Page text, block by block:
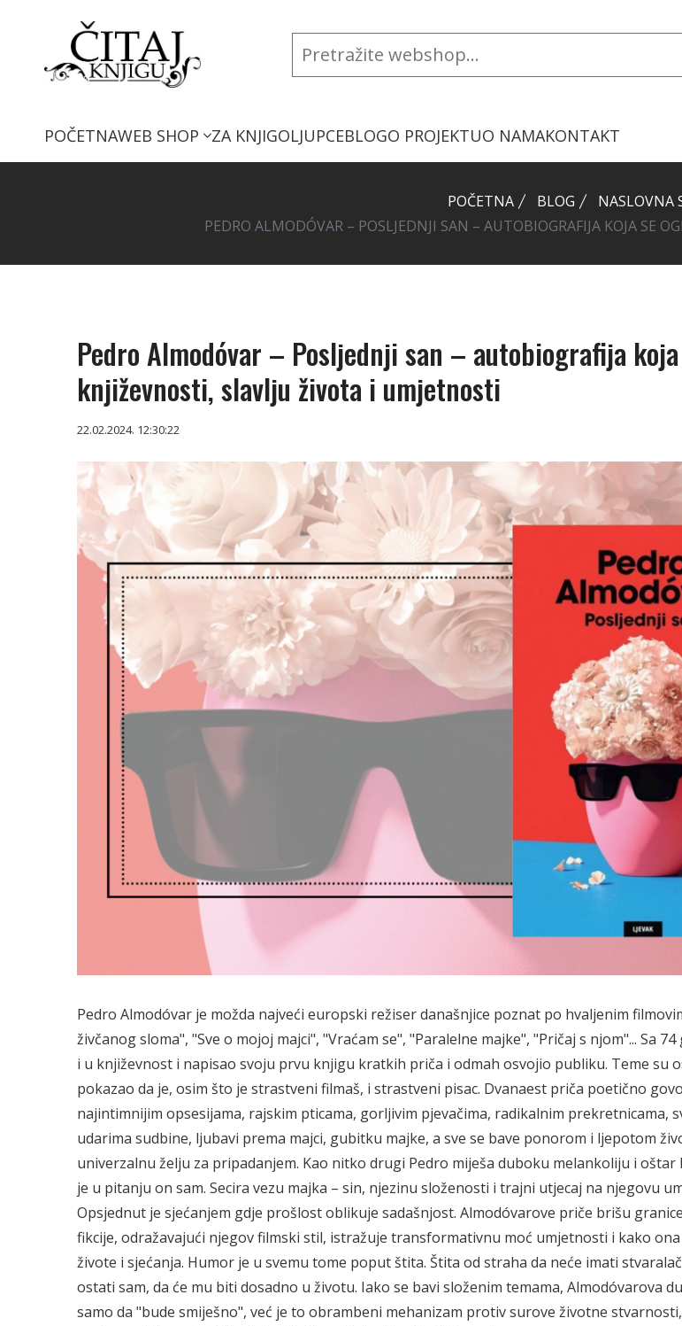
POČETNAWEB SHOP ZA KNJIGOLJUPCEBLOGO PROJEKTUO NAMAKONTAKT
POČETNA BLOG
NASLOVNA
PEDRO ALMODÓVAR – POSLJEDNJI SAN – AUTOBIOGRAFIJA KOJA SE
Pedro Almodóvar – Posljednji san – autobiografija
književnosti, slavlju života i umjetnosti
22.02.2024. 12:30:22
Pedro Almodóvar je možda najveći europski režiser današnjice poznat po hvaljenim
živčanog sloma", "Sve o mojoj majci", "Vraćam se", "Paralelne majke", "Pričaj s njom"... Sa
i u književnost i napisao svoju prvu knjigu kratkih priča i odmah osvojio publiku. Teme su
pokazao da je, osim što je strastveni filmaš, i strastveni pisac. Dvanaest priča poetično
najintimnijim opsesijama, rajskim pticama, gorljivim pjevačima, radikalnim prekretnicama,
udarima sudbine, ljubavi prema majci, gubitku majke, a sve se bave ponorom i ljepotom
univerzalnu želju za pripadanjem. Kao nitko drugi Pedro miješa duboku melankoliju i oštar
je u pitanju on sam. Secira vezu majka – sin, njezinu složenosti i trajni utjecaj na njegovu
Opsjednut je sjećanjem gdje prošlost oblikuje sadašnjost. Almodóvarove priče brišu
fikcije, odražavajući njegov filmski stil, istražuje transformativnu moć umjetnosti i kako
živote i sjećanja. Humor je u svemu tome poput štita. Štita od straha da neće imati
ostati sam, da će mu biti dosadno u životu. Iako se bavi složenim temama, Almodóvarova
samo da "bude smiješno", već je to obrambeni mehanizam protiv surove životne